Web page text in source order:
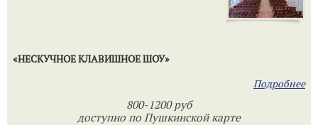
«НЕСКУЧНОЕ КЛАВИШНОЕ ШОУ»
Подробнее
800-1200 руб
доступно по Пушкинской карте